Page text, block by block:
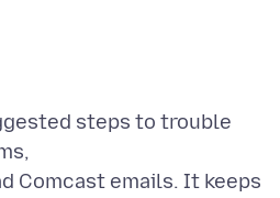
steps to trouble
Comcast emails. It keeps